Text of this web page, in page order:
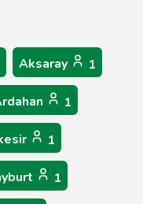
Aksaray 1
1
1
1